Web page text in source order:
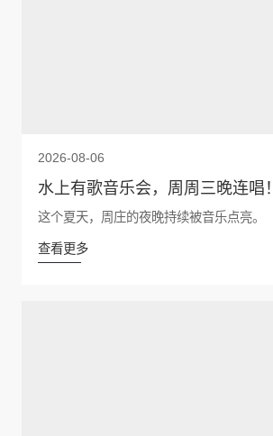
2026-08-06
水上有歌音乐会，周周三晚连唱！
这个夏天，周庄的夜晚持续被音乐点亮。
查看更多